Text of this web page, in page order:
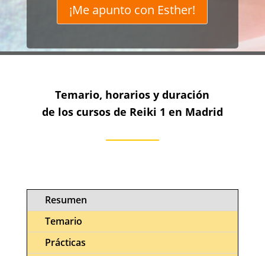
¡Me apunto con Esther!
Temario, horarios y duración
de los cursos de Reiki 1 en Madrid
Resumen
Temario
Prácticas